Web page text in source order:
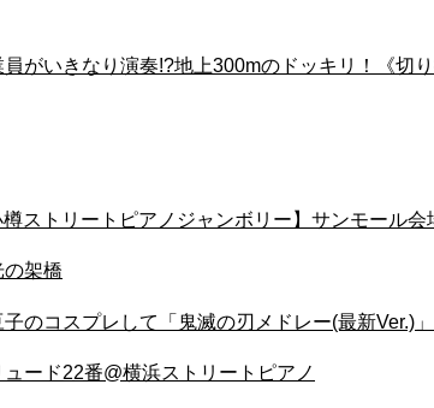
員がいきなり演奏!?地上300mのドッキリ！《
ストリートピアノジャンボリー】サンモール会
の架橋
子のコスプレして「鬼滅の刃メドレー(最新
ュード22番@横浜ストリートピアノ